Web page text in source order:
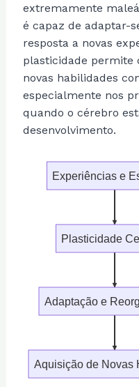
extremamente
é capaz de adaptar-
resposta a novas
plasticidade permite
novas habilidades
especialmente nos
quando o cérebro
desenvolvimento.
Experiências e
Plasticidade
Adaptação e
Aquisição de Novas